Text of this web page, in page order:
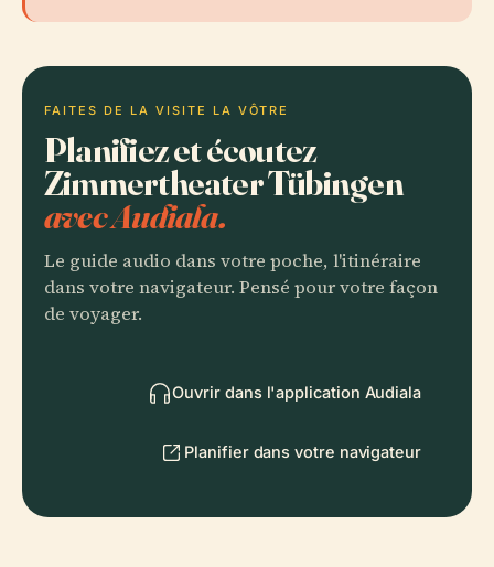
FAITES DE LA VISITE LA VÔTRE
Planifiez et écoutez
Zimmertheater Tübingen
avec Audiala.
Le guide audio dans votre poche, l'itinéraire
dans votre navigateur. Pensé pour votre façon
de voyager.
Ouvrir dans l'application Audiala
Planifier dans votre navigateur